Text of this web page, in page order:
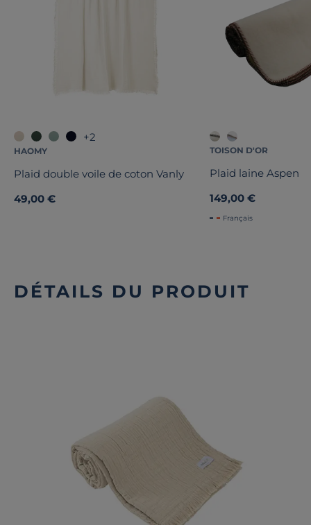
+2
HAOMY
Plaid double voile de coton Vanly
49,00 €
TOISON D'OR
Plaid laine Aspen
149,00 €
Français
DÉTAILS DU PRODUIT